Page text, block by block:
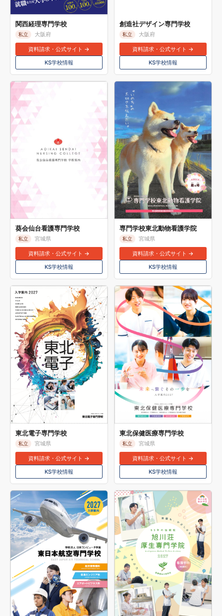
関西経理専門学校
私立 大阪府
資料請求・公式サイト →
KS学校情報
創造社デザイン専門学校
私立 大阪府
資料請求・公式サイト →
KS学校情報
葵会仙台看護専門学校
私立 宮城県
資料請求・公式サイト →
KS学校情報
専門学校東北動物看護学院
私立 宮城県
資料請求・公式サイト →
KS学校情報
東北電子専門学校
私立 宮城県
資料請求・公式サイト →
KS学校情報
東北保健医療専門学校
私立 宮城県
資料請求・公式サイト →
KS学校情報